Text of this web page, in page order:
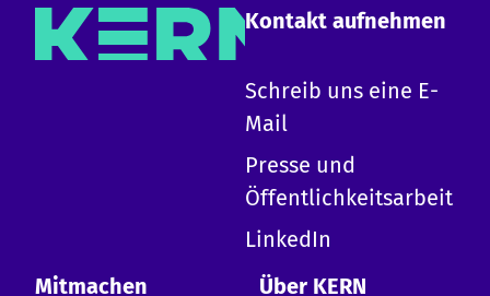
Kontakt aufnehmen
Schreib uns eine E-
Mail
Presse und
Öffentlichkeitsarbeit
LinkedIn
Mitmachen
Über KERN
Ich bin die KERN KI und kann zu allen Inhalten
auf dieser Website Auskunft geben.
-Erste Schritte mit KERN